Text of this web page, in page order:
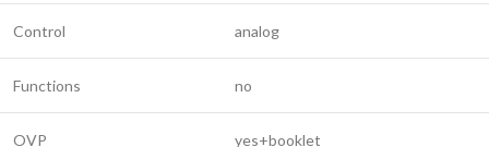
Control analog
Functions no
OVP yes+booklet